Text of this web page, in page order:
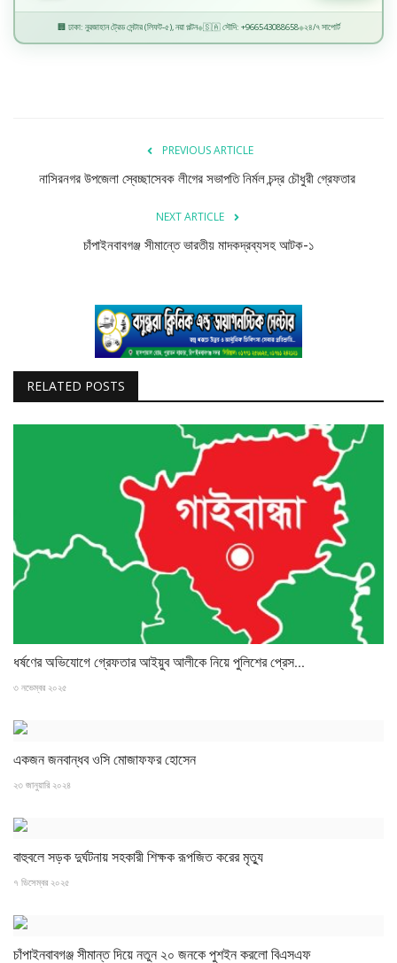
🏢 ঢাকা: নুরজাহান ট্রেড সেন্টার (লিফট-৫), নয়া পল্টন◆🇸🇦 সৌদি: +966543088658◆২৪/৭ সাপোর্ট
PREVIOUS ARTICLE
নাসিরনগর উপজেলা স্বেচ্ছাসেবক লীগের সভাপতি নির্মল চন্দ্র চৌধুরী গ্রেফতার
NEXT ARTICLE
চাঁপাইনবাবগঞ্জ সীমান্তে ভারতীয় মাদকদ্রব্যসহ আটক-১
RELATED POSTS
ধর্ষণের অভিযোগে গ্রেফতার আইয়ুব আলীকে নিয়ে পুলিশের প্রেস...
৩ নভেম্বর ২০২৫
একজন জনবান্ধব ওসি মোজাফফর হোসেন
২৩ জানুয়ারি ২০২৪
‎বাহুবলে সড়ক দুর্ঘটনায় সহকারী শিক্ষক রূপজিত করের মৃত্যু
৭ ডিসেম্বর ২০২৫
চাঁপাইনবাবগঞ্জ সীমান্ত দিয়ে নতুন ২০ জনকে পুশইন করলো বিএসএফ